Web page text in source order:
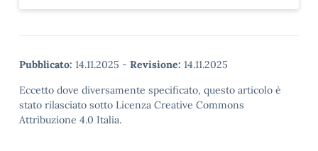
Pubblicato: 14.11.2025 - Revisione: 14.11.2025
Eccetto dove diversamente specificato, questo articolo è
stato rilasciato sotto Licenza Creative Commons
Attribuzione 4.0 Italia.